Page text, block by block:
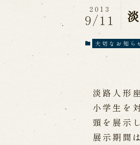
淡路人形浄瑠
公演情報
出張公演
出張公演 学
2013
9/11
大切なお知ら
淡路人形
小学生を
頭を展示
展示期間